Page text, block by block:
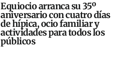
Equiocio arranca su 35º
aniversario con cuatro días
de hípica, ocio familiar y
actividades para todos los
públicos